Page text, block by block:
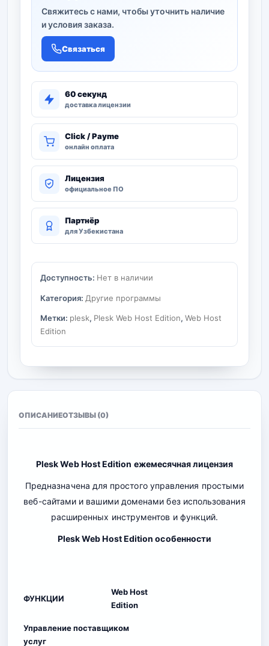
Свяжитесь с нами, чтобы уточнить наличие
и условия заказа.
Связаться
60 секунд
доставка лицензии
Click / Payme
онлайн оплата
Лицензия
официальное ПО
Партнёр
для Узбекистана
Доступность: Нет в наличии
Категория: Другие программы
Метки: plesk, Plesk Web Host Edition, Web Host
Edition
ОПИСАНИЕОТЗЫВЫ (0)
Plesk Web Host Edition ежемесячная лицензия
Предназначена для простого управления простыми
веб-сайтами и вашими доменами без использования
расширенных инструментов и функций.
Plesk Web Host Edition особенности
ФУНКЦИИ
Web Host
Edition
Управление поставщиком
услуг